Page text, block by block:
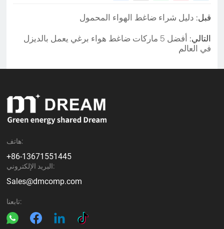
قبل: دليل شراء ضاغط الهواء المحمول
التالي:
أفضل 5 ماركات ضاغط هواء برغي يعمل بالديزل
في العالم
هاتف:
+86-13671551445
البريد الإلكتروني:
Sales@dmcomp.com
تابعنا: